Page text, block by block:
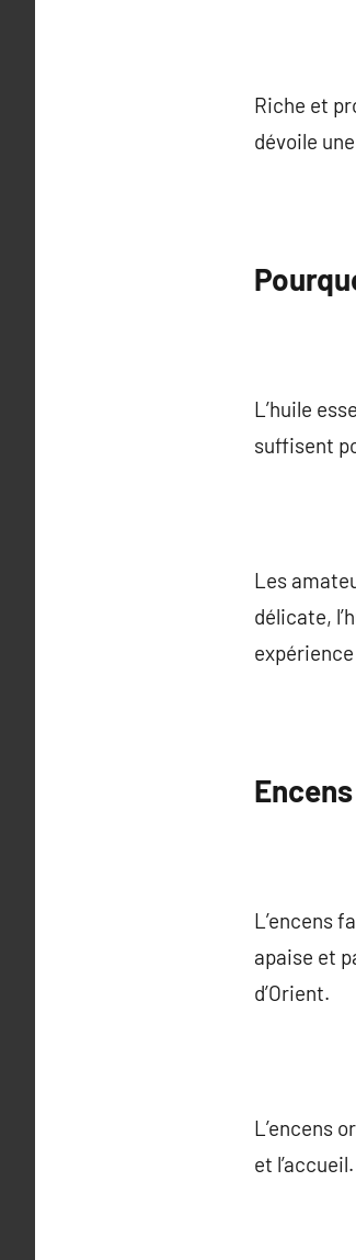
Riche et
dévoile
L’huile
suffisent
Les
délicate,
L’encens
apaise et
d’Orient.
L’encens
et